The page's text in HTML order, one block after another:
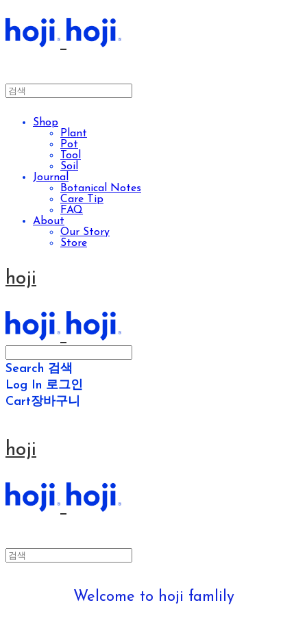
Shop
Plant
Pot
Tool
Soil
Journal
Botanical Notes
Care Tip
FAQ
About
Our Story
Store
hoji
Search 검색
Log In 로그인
Cart장바구니
hoji
Welcome to hoji famlily